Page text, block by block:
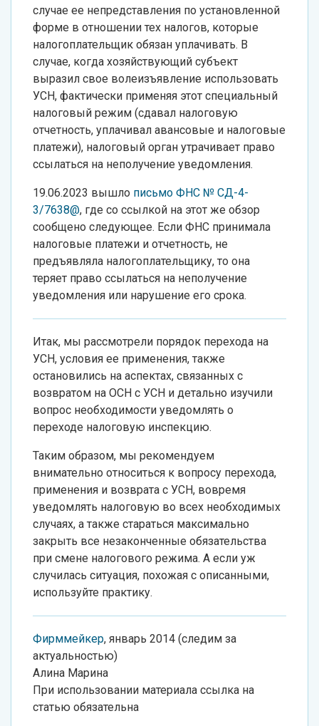
случае ее непредставления по установленной
форме в отношении тех налогов, которые
налогоплательщик обязан уплачивать. В
случае, когда хозяйствующий субъект
выразил свое волеизъявление использовать
УСН, фактически применяя этот специальный
налоговый режим (сдавал налоговую
отчетность, уплачивал авансовые и налоговые
платежи), налоговый орган утрачивает право
ссылаться на неполучение уведомления.
19.06.2023 вышло письмо ФНС № СД-4-
3/7638@, где со ссылкой на этот же обзор
сообщено следующее. Если ФНС принимала
налоговые платежи и отчетность, не
предъявляла налогоплательщику, то она
теряет право ссылаться на неполучение
уведомления или нарушение его срока.
Итак, мы рассмотрели порядок перехода на
УСН, условия ее применения, также
остановились на аспектах, связанных с
возвратом на ОСН с УСН и детально изучили
вопрос необходимости уведомлять о
переходе налоговую инспекцию.
Таким образом, мы рекомендуем
внимательно относиться к вопросу перехода,
применения и возврата с УСН, вовремя
уведомлять налоговую во всех необходимых
случаях, а также стараться максимально
закрыть все незаконченные обязательства
при смене налогового режима. А если уж
случилась ситуация, похожая с описанными,
используйте практику.
Фирммейкер, январь 2014 (следим за
актуальностью)
Алина Марина
При использовании материала ссылка на
статью обязательна